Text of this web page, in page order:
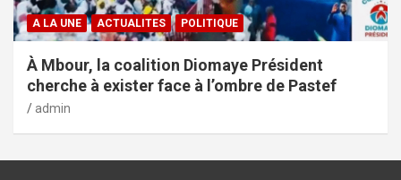
A LA UNE ACTUALITES POLITIQUE
À Mbour, la coalition Diomaye Président
cherche à exister face à l’ombre de Pastef
admin